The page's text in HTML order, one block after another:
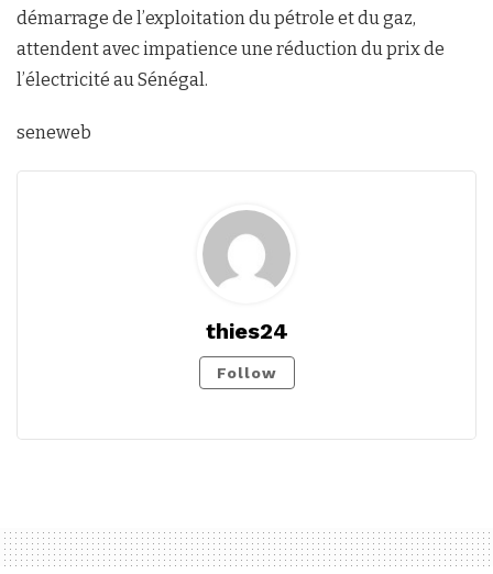
démarrage de l’exploitation du pétrole et du gaz,
attendent avec impatience une réduction du prix de
l’électricité au Sénégal.
seneweb
thies24
Follow